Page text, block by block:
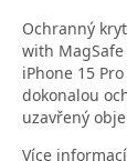
Ochranný kryt
with
iPhone 15
dokonalou
uzavřený
Více informací